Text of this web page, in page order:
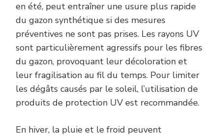
en été, peut entraîner une usure plus rapide
du gazon synthétique si des mesures
préventives ne sont pas prises. Les rayons UV
sont particulièrement agressifs pour les fibres
du gazon, provoquant leur décoloration et
leur fragilisation au fil du temps. Pour limiter
les dégâts causés par le soleil, l’utilisation de
produits de protection UV est recommandée.
En hiver, la pluie et le froid peuvent